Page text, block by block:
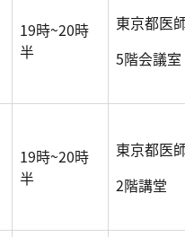
19時~20時
半
東京都医
5階会議室
19時~20時
半
東京都医
2階講堂